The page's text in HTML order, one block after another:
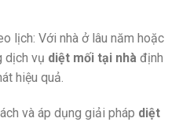
lịch: Với nhà ở lâu năm hoặc
dịch vụ diệt mối tại nhà định
hiệu quả.
và áp dụng giải pháp diệt